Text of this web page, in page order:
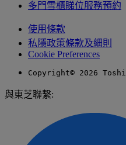
多門雪櫃睇位服務預約
使用條款
私隱政策條款及細則
Cookie Preferences
Copyright© 2026
與東芝聯繫: